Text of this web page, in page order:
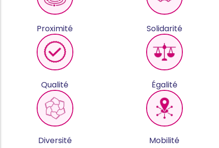
Proximité Solidarité
Qualité Égalité
Diversité Mobilité